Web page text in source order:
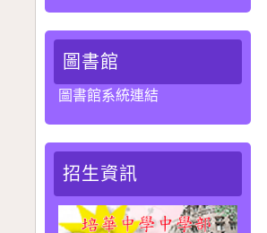
圖書館
圖書館系統連結
招生資訊